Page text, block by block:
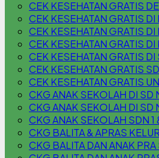
CEK KESEHATAN GRATIS
CEK KESEHATAN GRATIS
CEK KESEHATAN GRATIS DI
CEK KESEHATAN GRATIS
CEK KESEHATAN GRATIS
CEK KESEHATAN GRATIS
CEK KESEHATAN GRATIS
CKG ANAK SEKOLAH DI SD
CKG ANAK SEKOLAH DI SD
CKG ANAK SEKOLAH SDN
CKG BALITA & APRAS
CKG BALITA DAN ANAK